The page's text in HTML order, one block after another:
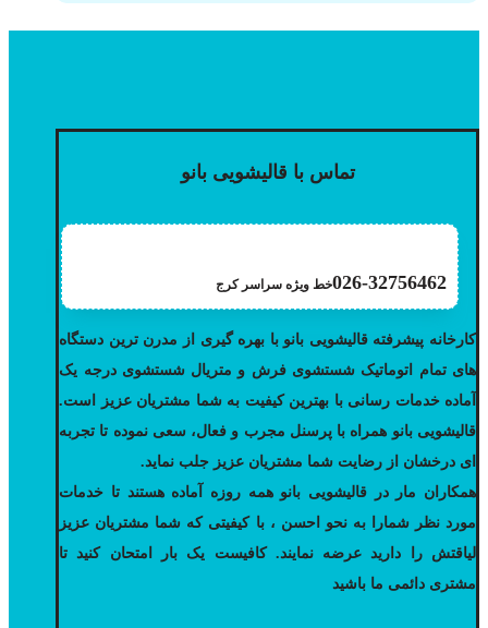
تماس با قالیشویی بانو
026-32756462خط ویژه سراسر کرج
کارخانه پیشرفته قالیشویی بانو با بهره گیری از مدرن ترین دستگاه
های تمام اتوماتیک شستشوی فرش و متریال شستشوی درجه یک
آماده خدمات رسانی با بهترین کیفیت به شما مشتریان عزیز است.
قالیشویی بانو همراه با پرسنل مجرب و فعال، سعی نموده تا تجربه
ای درخشان از رضایت شما مشتریان عزیز جلب نماید.
همکاران مار در قالیشویی بانو همه روزه آماده هستند تا خدمات
مورد نظر شمارا به نحو احسن ، با کیفیتی که شما مشتریان عزیز
لیاقتش را دارید عرضه نمایند. کافیست یک بار امتحان کنید تا
مشتری دائمی ما باشید